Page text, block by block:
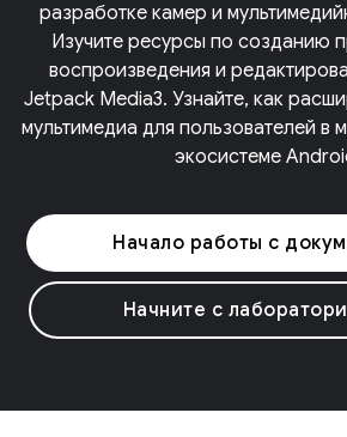
разработке камер и
Изучите ресурсы по созданию
воспроизведения и
Jetpack Media3. Узнайте, как
мультимедиа для пользователей в
экосистеме
Начало работы с
Начните с